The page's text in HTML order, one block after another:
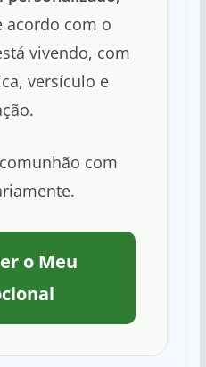
acordo com o
vivendo, com
versículo e
com
o Meu